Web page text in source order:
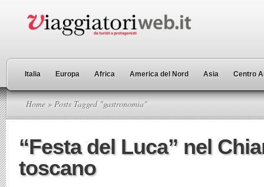
Italia Europa Africa America del Nord Asia Centro
Home » Posts Tagged "gastronomia"
“Festa del Luca” nel
toscano